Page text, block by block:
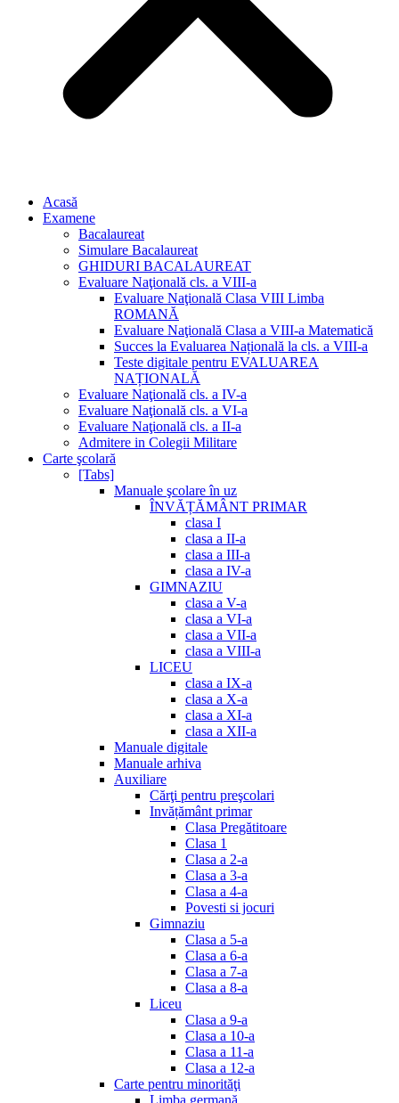
Acasă
Examene
Bacalaureat
Simulare Bacalaureat
GHIDURI BACALAUREAT
Evaluare Naţională cls. a VIII-a
Evaluare Naţională Clasa VIII Limba
ROMANĂ
Evaluare Naţională Clasa a VIII-a Matematică
Succes la Evaluarea Națională la cls. a VIII-a
Teste digitale pentru EVALUAREA
NAȚIONALĂ
Evaluare Naţională cls. a IV-a
Evaluare Naţională cls. a VI-a
Evaluare Naţională cls. a II-a
Admitere in Colegii Militare
Carte şcolară
[Tabs]
Manuale şcolare în uz
ÎNVĂȚĂMÂNT PRIMAR
clasa I
clasa a II-a
clasa a III-a
clasa a IV-a
GIMNAZIU
clasa a V-a
clasa a VI-a
clasa a VII-a
clasa a VIII-a
LICEU
clasa a IX-a
clasa a X-a
clasa a XI-a
clasa a XII-a
Manuale digitale
Manuale arhiva
Auxiliare
Cărţi pentru preşcolari
Invățământ primar
Clasa Pregătitoare
Clasa 1
Clasa a 2-a
Clasa a 3-a
Clasa a 4-a
Povesti si jocuri
Gimnaziu
Clasa a 5-a
Clasa a 6-a
Clasa a 7-a
Clasa a 8-a
Liceu
Clasa a 9-a
Clasa a 10-a
Clasa a 11-a
Clasa a 12-a
Carte pentru minorităţi
Limba germană